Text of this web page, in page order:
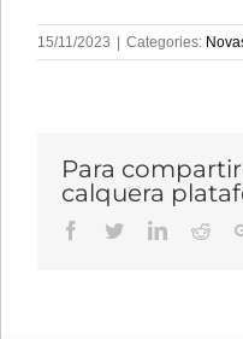
15/11/2023 | Categories:
Para
calquera
Facebook
TwitterLinkedIn